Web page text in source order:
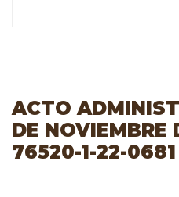
ACTO
DE NOVIEMBRE
76520-1-22-0681